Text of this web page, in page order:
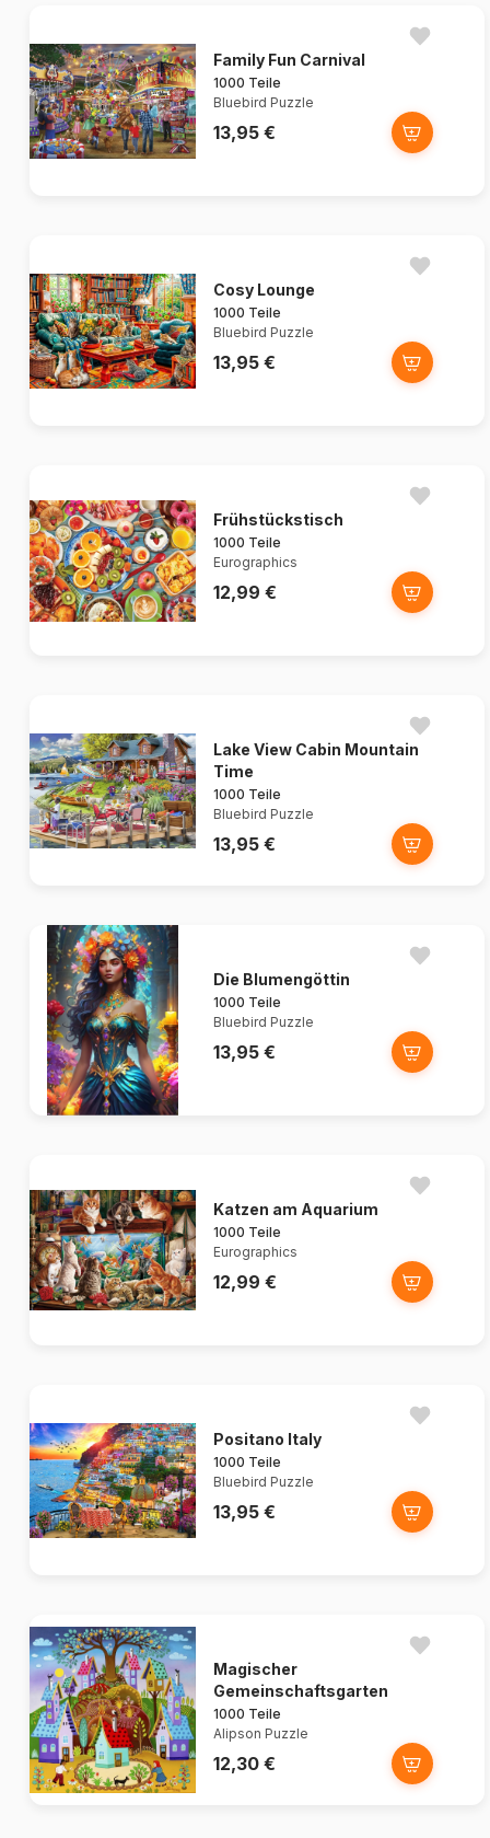
Family Fun Carnival
1000 Teile
Bluebird Puzzle
13,95 €
Cosy Lounge
1000 Teile
Bluebird Puzzle
13,95 €
Frühstückstisch
1000 Teile
Eurographics
12,99 €
Lake View Cabin Mountain
Time
1000 Teile
Bluebird Puzzle
13,95 €
Die Blumengöttin
1000 Teile
Bluebird Puzzle
13,95 €
Katzen am Aquarium
1000 Teile
Eurographics
12,99 €
Positano Italy
1000 Teile
Bluebird Puzzle
13,95 €
Magischer
Gemeinschaftsgarten
1000 Teile
Alipson Puzzle
12,30 €